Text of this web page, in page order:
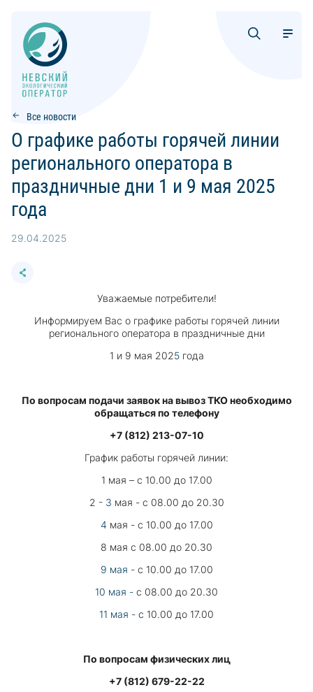
Все новости
О графике работы горячей линии
регионального оператора в
праздничные дни 1 и 9 мая 2025
года
29.04.2025
Уважаемые потребители!
Информируем Вас о графике работы горячей линии
регионального оператора в праздничные дни
1 и 9 мая 2025года
По вопросам подачи заявок на вывоз ТКО необходимо
обращаться по телефону
+7 (812) 213-07-10
График работы горячей линии:
1 мая – с 10.00 до 17.00
2 - 3 мая - с 08.00 до 20.30
4 мая - с 10.00 до 17.00
8 мая с 08.00 до 20.30
9 мая - с 10.00 до 17.00
10 мая - с 08.00 до 20.30
11 мая - с 10.00 до 17.00
По вопросам физических лиц
+7 (812) 679-22-22